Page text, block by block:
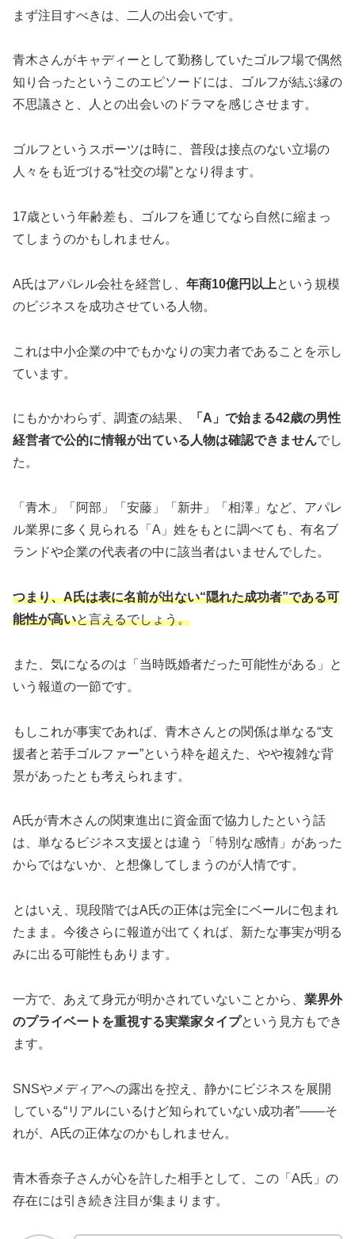
まず注目すべきは、二人の出会いです。
青木さんがキャディーとして勤務していたゴルフ場で偶然
知り合ったというこのエピソードには、ゴルフが結ぶ縁の
不思議さと、人との出会いのドラマを感じさせます。
ゴルフというスポーツは時に、普段は接点のない立場の
人々をも近づける“社交の場”となり得ます。
17歳という年齢差も、ゴルフを通じてなら自然に縮まっ
てしまうのかもしれません。
A氏はアパレル会社を経営し、 年商10億円以上という規模
のビジネスを成功させている人物。
これは中小企業の中でもかなりの実力者であることを示し
ています。
にもかかわらず、調査の結果、
「A」で始まる42歳の男性
経営者で公的に情報が出ている人物は確認できませんでし
た。
「青木」「阿部」「安藤」「新井」「相澤」など、アパレ
ル業界に多く見られる「A」姓をもとに調べても、有名ブ
ランドや企業の代表者の中に該当者はいませんでした。
つまり、A氏は表に名前が出ない“隠れた成功者”である可
能性が高いと言えるでしょう。
また、気になるのは「当時既婚者だった可能性がある」と
いう報道の一節です。
もしこれが事実であれば、青木さんとの関係は単なる“支
援者と若手ゴルファー”という枠を超えた、やや複雑な背
景があったとも考えられます。
A氏が青木さんの関東進出に資金面で協力したという話
は、単なるビジネス支援とは違う「特別な感情」があった
からではないか、と想像してしまうのが人情です。
とはいえ、現段階ではA氏の正体は完全にベールに包まれ
たまま。今後さらに報道が出てくれば、新たな事実が明る
みに出る可能性もあります。
一方で、あえて身元が明かされていないことから、 業界外
のプライベートを重視する実業家タイプという見方もでき
ます。
SNSやメディアへの露出を控え、静かにビジネスを展開
している“リアルにいるけど知られていない成功者”——そ
れが、A氏の正体なのかもしれません。
青木香奈子さんが心を許した相手として、この「A氏」の
存在には引き続き注目が集まります。